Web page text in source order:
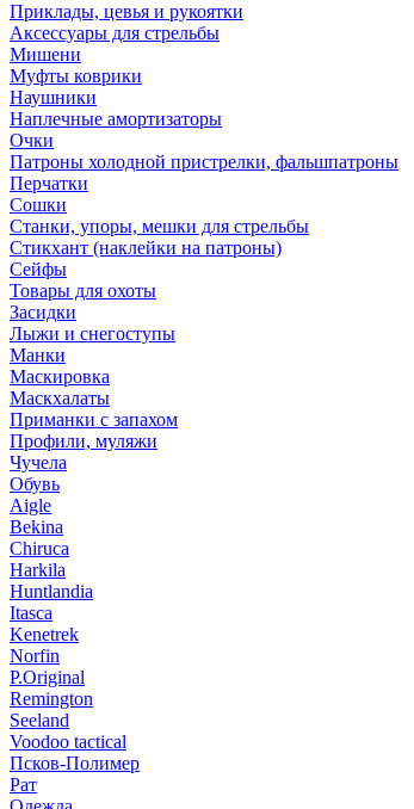
Приклады, цевья и рукоятки
Аксессуары для стрельбы
Мишени
Муфты коврики
Наушники
Наплечные амортизаторы
Очки
Патроны холодной пристрелки, фальшпатроны
Перчатки
Сошки
Станки, упоры, мешки для стрельбы
Стикхант (наклейки на патроны)
Сейфы
Товары для охоты
Засидки
Лыжи и снегоступы
Манки
Маскировка
Маскхалаты
Приманки с запахом
Профили, муляжи
Чучела
Обувь
Aigle
Bekina
Chiruсa
Harkila
Huntlandia
Itasca
Kenetrek
Norfin
P.Original
Remington
Seeland
Voodoo tactical
Псков-Полимер
Рат